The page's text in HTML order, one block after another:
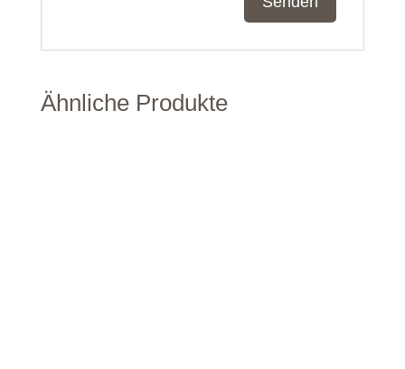
Ähnliche Produkte